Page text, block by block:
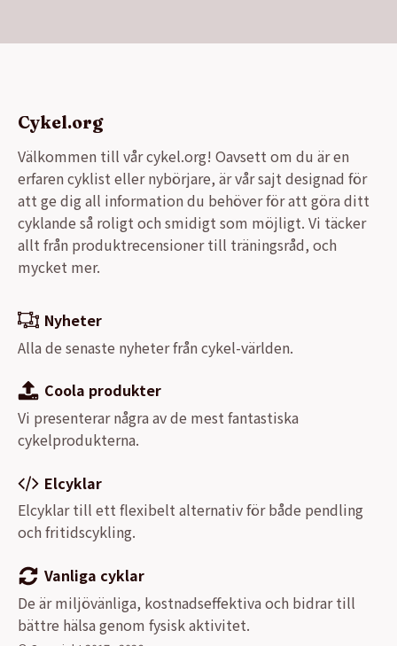
Cykel.org
Välkommen till vår cykel.org! Oavsett om du är en
erfaren cyklist eller nybörjare, är vår sajt designad för
att ge dig all information du behöver för att göra ditt
cyklande så roligt och smidigt som möjligt. Vi täcker
allt från produktrecensioner till träningsråd, och
mycket mer.
Nyheter
Alla de senaste nyheter från cykel-världen.
Coola produkter
Vi presenterar några av de mest fantastiska
cykelprodukterna.
Elcyklar
Elcyklar till ett flexibelt alternativ för både pendling
och fritidscykling.
Vanliga cyklar
De är miljövänliga, kostnadseffektiva och bidrar till
bättre hälsa genom fysisk aktivitet.